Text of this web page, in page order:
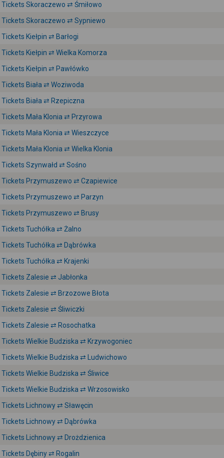
Tickets Skoraczewo ⇄ Śmiłowo
Tickets Skoraczewo ⇄ Sypniewo
Tickets Kiełpin ⇄ Barłogi
Tickets Kiełpin ⇄ Wielka Komorza
Tickets Kiełpin ⇄ Pawłówko
Tickets Biała ⇄ Woziwoda
Tickets Biała ⇄ Rzepiczna
Tickets Mała Klonia ⇄ Przyrowa
Tickets Mała Klonia ⇄ Wieszczyce
Tickets Mała Klonia ⇄ Wielka Klonia
Tickets Szynwałd ⇄ Sośno
Tickets Przymuszewo ⇄ Czapiewice
Tickets Przymuszewo ⇄ Parzyn
Tickets Przymuszewo ⇄ Brusy
Tickets Tuchółka ⇄ Żalno
Tickets Tuchółka ⇄ Dąbrówka
Tickets Tuchółka ⇄ Krajenki
Tickets Zalesie ⇄ Jabłonka
Tickets Zalesie ⇄ Brzozowe Błota
Tickets Zalesie ⇄ Śliwiczki
Tickets Zalesie ⇄ Rosochatka
Tickets Wielkie Budziska ⇄ Krzywogoniec
Tickets Wielkie Budziska ⇄ Ludwichowo
Tickets Wielkie Budziska ⇄ Śliwice
Tickets Wielkie Budziska ⇄ Wrzosowisko
Tickets Lichnowy ⇄ Sławęcin
Tickets Lichnowy ⇄ Dąbrówka
Tickets Lichnowy ⇄ Drożdzienica
Tickets Dębiny ⇄ Rogalin